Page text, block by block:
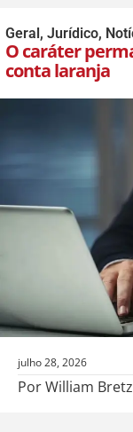
Geral, Jurídico,
O caráter
conta laranja
julho 28, 2026
Por William Bretz